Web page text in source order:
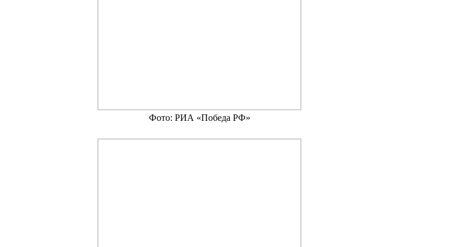
Фото: РИА «Победа РФ»